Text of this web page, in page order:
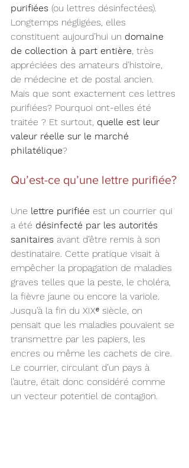
purifiées (ou lettres désinfectées).
Longtemps négligées, elles
constituent aujourd’hui un domaine
de collection à part entière, très
appréciées des amateurs d’histoire,
de médecine et de postal ancien.
Mais que sont exactement ces lettres
purifiées? Pourquoi ont-elles été
traitée ? Et surtout, quelle est leur
valeur réelle sur le marché
philatélique?
Qu’est-ce qu’une lettre purifiée?
Une lettre purifiée est un courrier qui
a été désinfecté par les autorités
sanitaires avant d’être remis à son
destinataire. Cette pratique visait à
empêcher la propagation de maladies
graves telles que la peste, le choléra,
la fièvre jaune ou encore la variole.
Jusqu’à la fin du XIXᵉ siècle, on
pensait que les maladies pouvaient se
transmettre par les papiers, les
encres ou même les cachets de cire.
Le courrier, circulant d’un pays à
l’autre, était donc considéré comme
un vecteur potentiel de contagion.